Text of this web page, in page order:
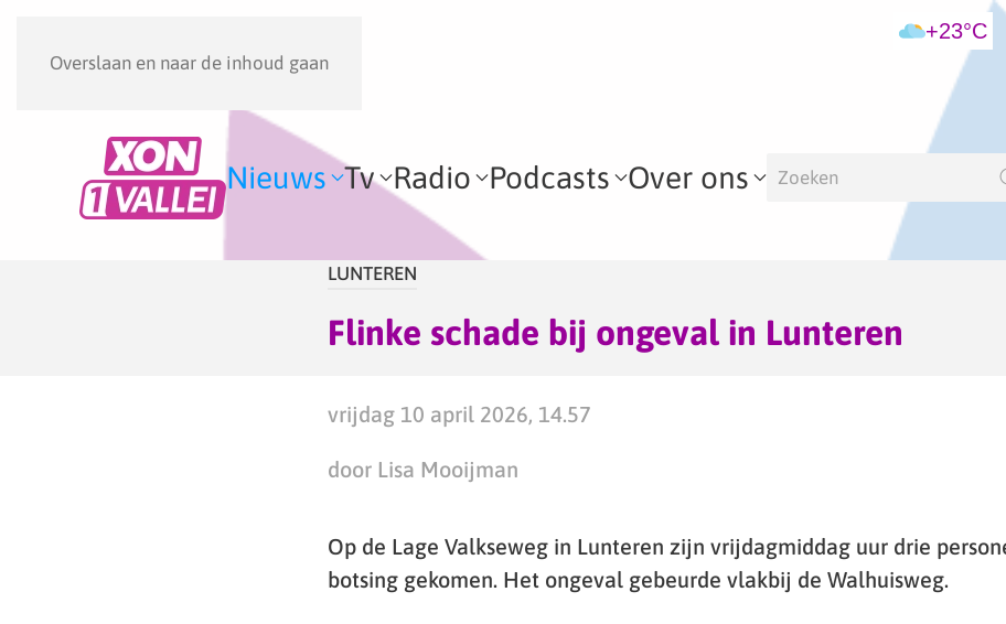
Overslaan en naar de inhoud gaan
+23°C
Nieuws Tv Radio Podcasts Over ons
LUNTEREN
Flinke schade bij ongeval in Lunteren
vrijdag 10 april 2026, 14.57
door Lisa Mooijman
Op de Lage Valkseweg in Lunteren zijn vrijdagmiddag uur drie
botsing gekomen. Het ongeval gebeurde vlakbij de Walhuisweg.